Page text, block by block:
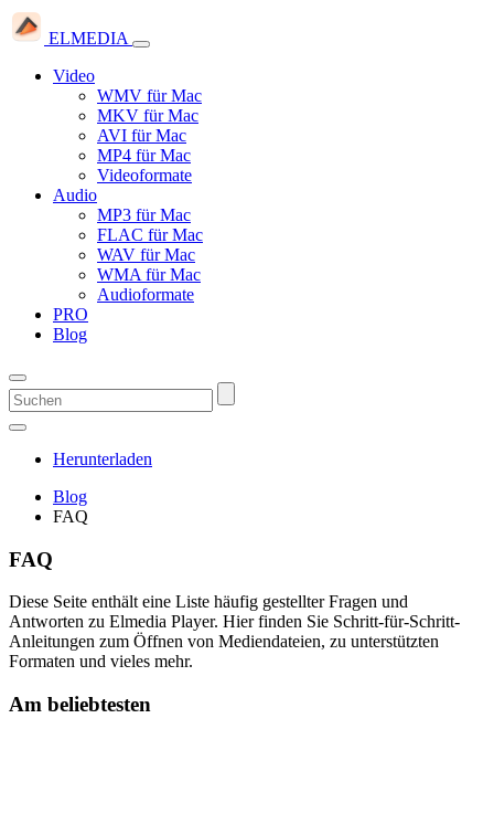
ELMEDIA
Video
WMV für Mac
MKV für Mac
AVI für Mac
MP4 für Mac
Videoformate
Audio
MP3 für Mac
FLAC für Mac
WAV für Mac
WMA für Mac
Audioformate
PRO
Blog
Herunterladen
Blog
FAQ
FAQ
Diese Seite enthält eine Liste häufig gestellter Fragen und
Antworten zu Elmedia Player. Hier finden Sie Schritt-für-Schritt-
Anleitungen zum Öffnen von Mediendateien, zu unterstützten
Formaten und vieles mehr.
Am beliebtesten